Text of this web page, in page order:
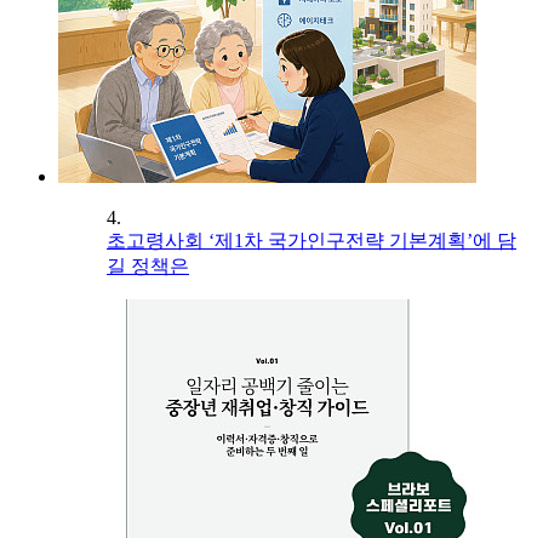
4.
초고령사회 ‘제1차 국가인구전략 기본계획’에 담
길 정책은